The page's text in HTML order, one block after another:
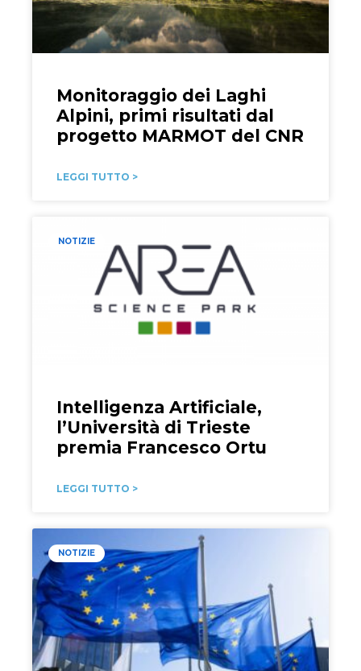
Monitoraggio dei Laghi
Alpini, primi risultati dal
progetto MARMOT del CNR
LEGGI TUTTO >
NOTIZIE
Intelligenza Artificiale,
l’Università di Trieste
premia Francesco Ortu
LEGGI TUTTO >
NOTIZIE